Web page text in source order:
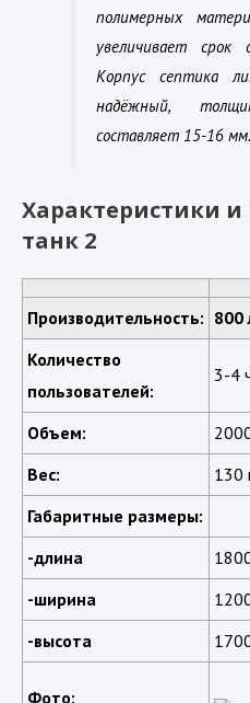
полимерных
увеличивает
Корпус септика
надёжный,
составляет 15-16 мм.
Характеристики и
танк 2
Производительность: 800
Количество
пользователей:
3-4
Объем:
Вес:
130
Габаритные размеры:
-длина
-ширина
-высота
Фото: